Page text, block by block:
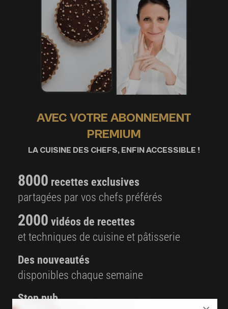
AVEC VOTRE ABONNEMENT
PREMIUM
LA CUISINE DES CHEFS, ENFIN ACCESSIBLE !
8000 recettes exclusives
partagées par vos chefs préférés
2000 vidéos de recettes
et techniques de cuisine et pâtisserie
Des nouveautés
disponibles chaque semaine
Stop pub